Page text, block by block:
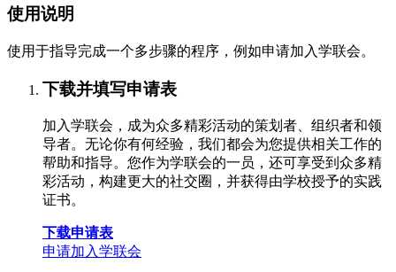
使用说明
使用于指导完成一个多步骤的程序，例如申请加入学联会。
下载并填写申请表
加入学联会，成为众多精彩活动的策划者、组织者和领
导者。无论你有何经验，我们都会为您提供相关工作的
帮助和指导。您作为学联会的一员，还可享受到众多精
彩活动，构建更大的社交圈，并获得由学校授予的实践
证书。
下载申请表
申请加入学联会